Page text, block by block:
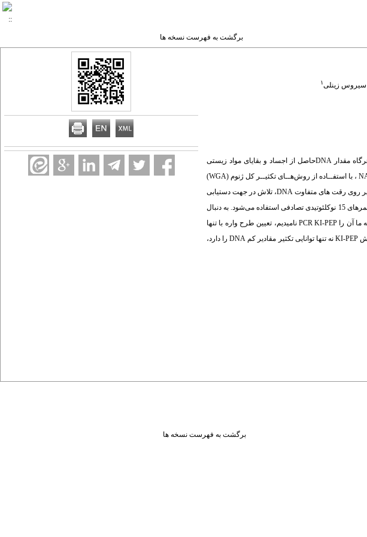
برگشت به فهرست نسخه ها
سیروس زینلی۱
زمینه و هدف: تعیین طرح واره‌ی DNA (DNA Profiling) یکی از قدرتمندترین و قابل اعتمادترین ابزارهای تشخیص هویت در پزشکی قانونی است. هرگاه مقدار DNAحاصل از اجساد و بقایای مواد زیستی
موجود در صحنه‌ی جرم کم باشد (کمتر از 100پیکوگرم یا 33 نسخه)، تعیین طرح واره با مشکل مواجه خواهد شــــد. تکثیـــر تعــداد اندک نسخــه‌های D‏NA ، با استفــاده از روش‌هــای تکثیــر کل ژنوم (WGA)
مانند روش خاص I-PEP PCR (Preamplification Improved Primer Extension) امکان پذیر است. روش بررسی: با ارزیابی شیوه های موجود PEP و I-PEP بر روی رقت های متفاوت DNA، تلاش در جهت دستیابی
به روش بهینه ای که با کمترین مقدار DNA الگو، طرح واره ای قابل اعتماد را ارائه دهد، انجام گرفت. این روش شامل نوعی PCR است که در آن از پرایمرهای 15 نوکلئوتیدی تصادفی استفاده می‌شود. به دنبال
این روش، تکثیر اختصاصی DNA با پرایمرهای اختصاصی مختلف انجام شد. یافته‌ها: پس از بهینه سازی روش I-PEP و تکثیر کلی ژنوم با روش جدید، که ما آن را PCR KI-PEP نامیدیم، تعیین طرح واره با تنها
5/2 پیکوگرم از DNA اولیه صورت گرفت. هم چنین با استفاده از پرایمر های اختصاصی، قطعه ای به طول 1106 باز به راحتی تکثیر شد. نتیجه گیری: روش KI-PEP نه تنها توانایی تکثیر مقادیر کم DNA را دارد،
برگشت به فهرست نسخه ها